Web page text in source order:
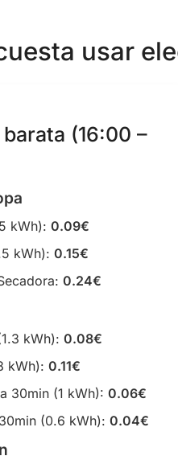
usar
(16:00 –
kWh): 0.09€
kWh): 0.15€
0.24€
kWh): 0.08€
kWh): 0.11€
30min (1 kWh): 0.06€
(0.6 kWh): 0.04€